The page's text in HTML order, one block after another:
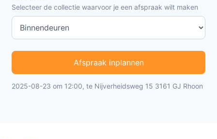
Selecteer de collectie waarvoor je een afspraak wilt maken
Afspraak inplannen
2025-08-23 om 12:00, te Nijverheidsweg 15 3161 GJ Rhoon